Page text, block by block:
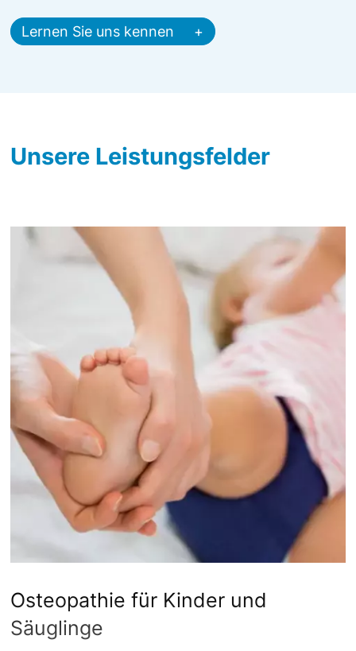
Lernen Sie uns kennen
Unsere Leistungsfelder
Osteopathie für Kinder und
Säuglinge